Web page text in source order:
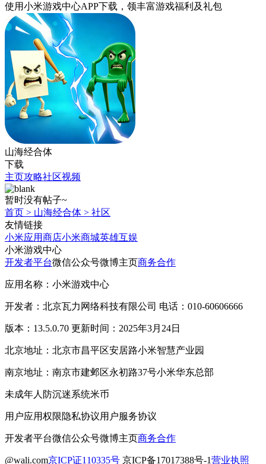
使用小米游戏中心APP下载 ，领丰富游戏福利 及礼包
山海经合体
下载
主页攻略社区视频
暂时没有帖子~
首页 > 山海经合体 > 社区
友情链接
小米应用商店小米商城英雄互娱
小米游戏中心
开发者平台微信公众号微博主页商务合作
应用名称：小米游戏中心
开发者：北京瓦力网络科技有限公司 电话：010-60606666
版本：13.5.0.70 更新时间：2025年3月24日
北京地址：北京市昌平区安居路小米智慧产业园
南京地址：南京市建邺区永初路37号小米华东总部
未成年人防沉迷系统米币
用户应用权限隐私协议用户服务协议
开发者平台微信公众号微博主页商务合作
@wali.com京ICP证110335号 京ICP备17017388号-1营业执照